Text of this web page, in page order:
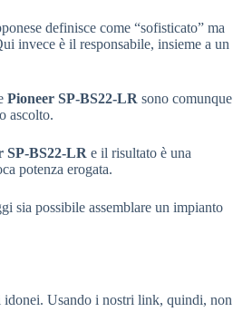
definisce come “sofisticato” ma
invece è il responsabile, insieme a un
Pioneer SP-BS22-LR sono comunque
ascolto.
SP-BS22-LR e il risultato è una
potenza erogata.
sia possibile assemblare un impianto
Usando i nostri link, quindi, non